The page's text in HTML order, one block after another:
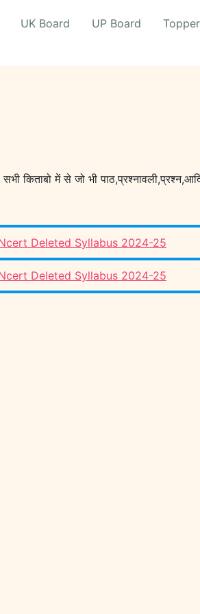
UK Board UP Board
किताबो में से जो भी
Deleted Syllabus 2024-25
Deleted Syllabus 2024-25